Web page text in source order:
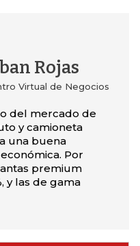
Rojas
Virtual de Negocios
del mercado de
y camioneta
una buena
Por
premium
y las de gama